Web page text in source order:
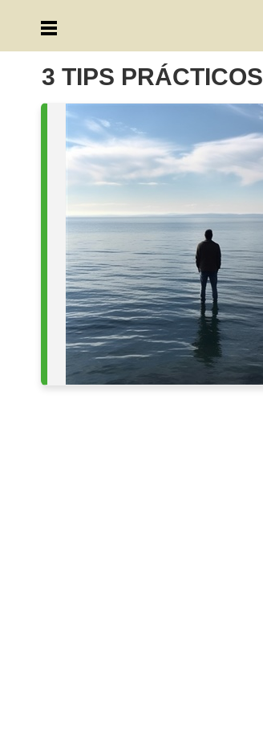
3 TIPS